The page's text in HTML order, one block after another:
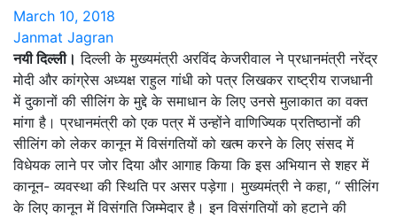
March 10, 2018
Janmat Jagran
नयी दिल्ली। दिल्ली के मुख्यमंत्री अरविंद केजरीवाल ने प्रधानमंत्री नरेंद्र
मोदी और कांग्रेस अध्यक्ष राहुल गांधी को पत्र लिखकर राष्ट्रीय राजधानी
में दुकानों की सीलिंग के मुद्दे के समाधान के लिए उनसे मुलाकात का वक्त
मांगा है। प्रधानमंत्री को एक पत्र में उन्होंने वाणिज्यिक प्रतिष्ठानों की
सीलिंग को लेकर कानून में विसंगतियों को खत्म करने के लिए संसद में
विधेयक लाने पर जोर दिया और आगाह किया कि इस अभियान से शहर में
कानून- व्यवस्था की स्थिति पर असर पड़ेगा। मुख्यमंत्री ने कहा, ‘‘ सीलिंग
के लिए कानून में विसंगति जिम्मेदार है। इन विसंगतियों को हटाने की